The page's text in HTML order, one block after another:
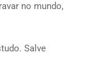
no mundo,
Salve